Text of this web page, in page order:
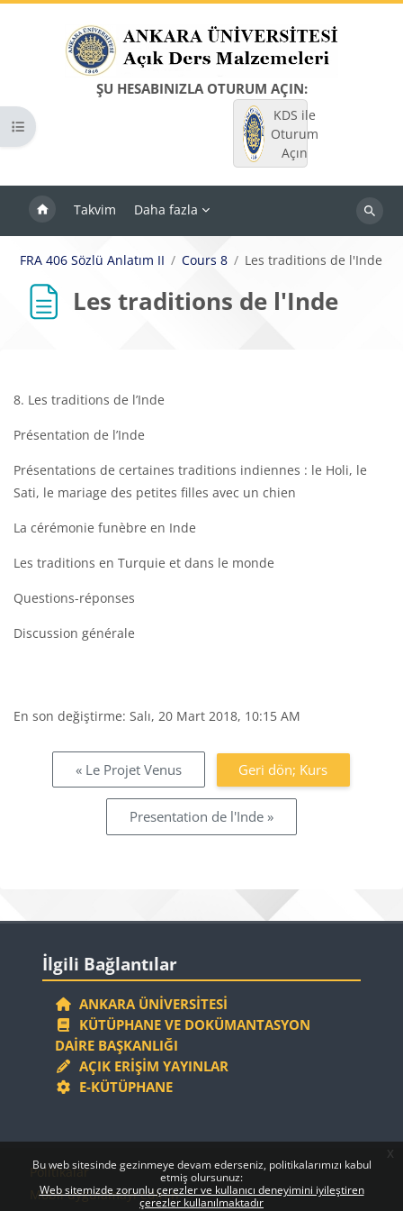
Bu web sitesinde gezinmeye devam ederseniz, politikalarımızı kabul
etmiş olursunuz:
Web sitemizde zorunlu çerezler ve kullanıcı deneyimini iyileştiren
çerezler kullanılmaktadır
x
ŞU HESABINIZLA OTURUM AÇIN:
KDS ile
Oturum
Açın
Takvim Daha fazla
Dersleri
Kurs dizinini aç
FRA 406 Sözlü Anlatım II Cours 8 Les traditions de l'Inde
Les traditions de l'Inde
8. Les traditions de l’Inde
Présentation de l’Inde
Présentations de certaines traditions indiennes : le Holi, le
Sati, le mariage des petites filles avec un chien
La cérémonie funèbre en Inde
Les traditions en Turquie et dans le monde
Questions-réponses
Discussion générale
En son değiştirme: Salı, 20 Mart 2018, 10:15 AM
Bloklar
« Le Projet Venus Geri dön; Kurs
Presentation de l'Inde »
Bloklar
İlgili Bağlantılar
ANKARA ÜNIVERSITESI
KÜTÜPHANE VE DOKÜMANTASYON
DAIRE BAŞKANLIĞI
AÇIK ERIŞIM YAYINLAR
E-KÜTÜPHANE
Bloklar
Bloklar
Politikalar
Mobil uygulamayı edinin